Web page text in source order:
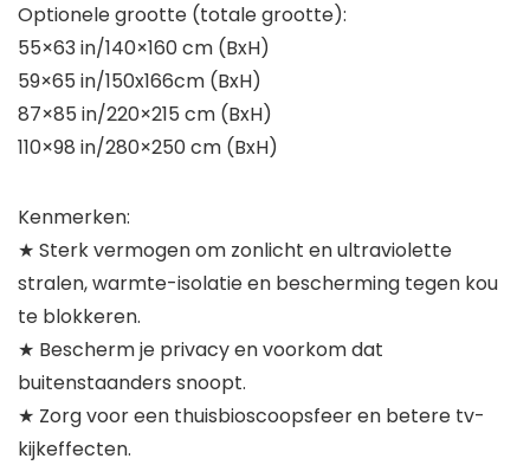
Optionele grootte (totale grootte):
55×63 in/140×160 cm (BxH)
59×65 in/150x166cm (BxH)
87×85 in/220×215 cm (BxH)
110×98 in/280×250 cm (BxH)
Kenmerken:
★ Sterk vermogen om zonlicht en ultraviolette
stralen, warmte-isolatie en bescherming tegen kou
te blokkeren.
★ Bescherm je privacy en voorkom dat
buitenstaanders snoopt.
★ Zorg voor een thuisbioscoopsfeer en betere tv-
kijkeffecten.